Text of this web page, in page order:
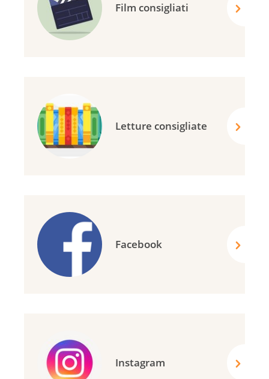
Film consigliati
Letture consigliate
Facebook
Instagram